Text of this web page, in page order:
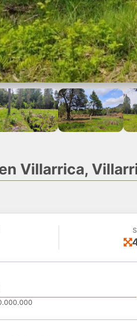
Villarrica,